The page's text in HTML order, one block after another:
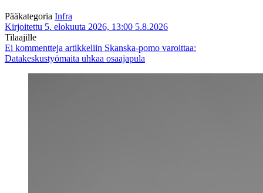
Pääkategoria Infra
Kirjoitettu 5. elokuuta 2026, 13:00 5.8.2026
Tilaajille
Ei kommentteja artikkeliin Skanska-pomo varoittaa:
Datakeskustyömaita uhkaa osaajapula